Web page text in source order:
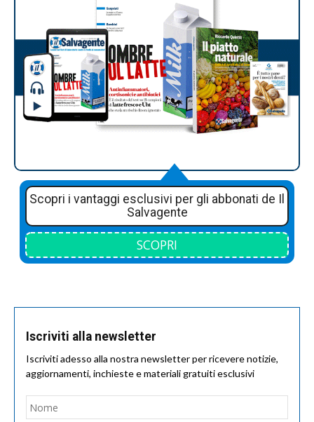
Scopri i vantaggi esclusivi per gli abbonati de Il
Salvagente
SCOPRI
Iscriviti alla newsletter
Iscriviti adesso alla nostra newsletter per ricevere notizie,
aggiornamenti, inchieste e materiali gratuiti esclusivi
Nome